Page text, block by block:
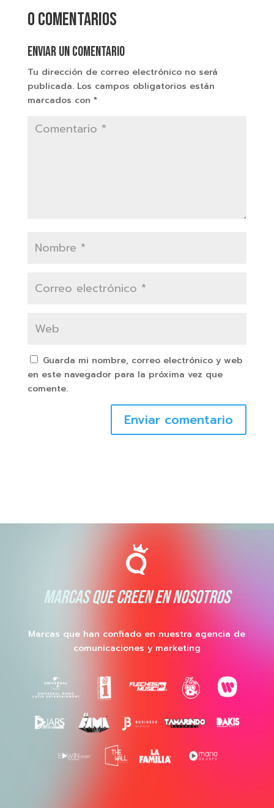
0 comentarios
Enviar un comentario
Tu dirección de correo electrónico no será
publicada. Los campos obligatorios están
marcados con *
Guarda mi nombre, correo electrónico y web
en este navegador para la próxima vez que
comente.
Enviar comentario
MARCAS QUE CREEN EN NOSOTROS
Marcas que han confiado en nuestra agencia de
comunicaciones y marketing